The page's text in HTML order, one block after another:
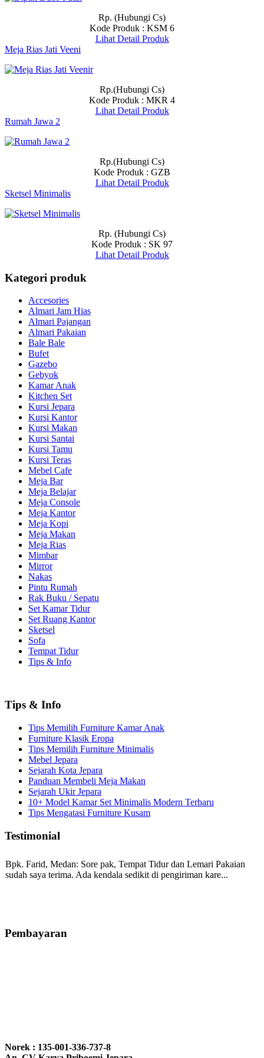
Rp. (Hubungi Cs)
Kode Produk : KSM 6
Lihat Detail Produk
Meja Rias Jati Veeni
Rp.(Hubungi Cs)
Kode Produk : MKR 4
Lihat Detail Produk
Rumah Jawa 2
Rp.(Hubungi Cs)
Kode Produk : GZB
Lihat Detail Produk
Sketsel Minimalis
Rp. (Hubungi Cs)
Kode Produk : SK 97
Lihat Detail Produk
Kategori produk
Accesories
Almari Jam Hias
Almari Pajangan
Almari Pakaian
Bale Bale
Bufet
Gazebo
Gebyok
Kamar Anak
Kitchen Set
Kursi Jepara
Kursi Kantor
Kursi Makan
Kursi Santai
Kursi Tamu
Kursi Teras
Mebel Cafe
Meja Bar
Meja Belajar
Meja Console
Meja Kantor
Meja Kopi
Meja Makan
Meja Rias
Mimbar
Mirror
Nakas
Pintu Rumah
Rak Buku / Sepatu
Set Kamar Tidur
Set Ruang Kantor
Sketsel
Sofa
Tempat Tidur
Tips & Info
Tips & Info
Tips Memilih Furniture Kamar Anak
Furniture Klasik Eropa
Tips Memilih Furniture Minimalis
Mebel Jepara
Sejarah Kota Jepara
Panduan Membeli Meja Makan
Sejarah Ukir Jepara
10+ Model Kamar Set Minimalis Modern Terbaru
Tips Mengatasi Furniture Kusam
Testimonial
Bpk. Farid, Medan: Sore pak, Tempat Tidur dan Lemari Pakaian
sudah saya terima. Ada kendala sedikit di pengiriman kare...
bale2 dan kursi teras saya sudah saya terima dan p...
nyesel deh beli geby...
Pembayaran
Norek : 135-001-336-737-8